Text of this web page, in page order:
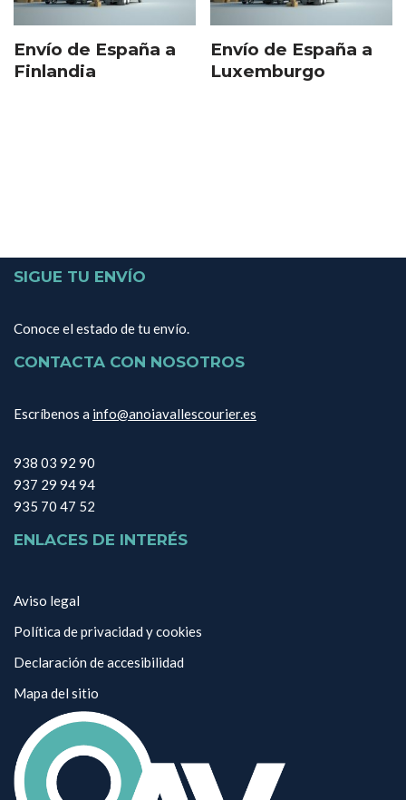
Envío de España a
Finlandia
Envío de España a
Luxemburgo
SIGUE TU ENVÍO
Conoce el estado de tu envío.
CONTACTA CON NOSOTROS
Escríbenos a info@anoiavallescourier.es
938 03 92 90
937 29 94 94
935 70 47 52
ENLACES DE INTERÉS
Aviso legal
Política de privacidad y cookies
Declaración de accesibilidad
Mapa del sitio